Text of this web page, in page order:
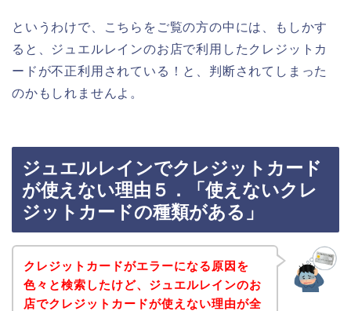
というわけで、こちらをご覧の方の中には、もしかす
ると、ジュエルレインのお店で利用したクレジットカ
ードが不正利用されている！と、判断されてしまった
のかもしれませんよ。
ジュエルレインでクレジットカード
が使えない理由５．「使えないクレ
ジットカードの種類がある」
クレジットカードがエラーになる原因を
色々と検索したけど、ジュエルレインのお
店でクレジットカードが使えない理由が全